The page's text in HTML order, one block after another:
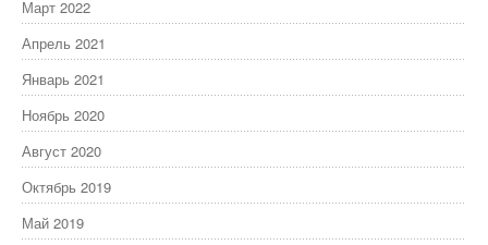
Март 2022
Апрель 2021
Январь 2021
Ноябрь 2020
Август 2020
Октябрь 2019
Май 2019